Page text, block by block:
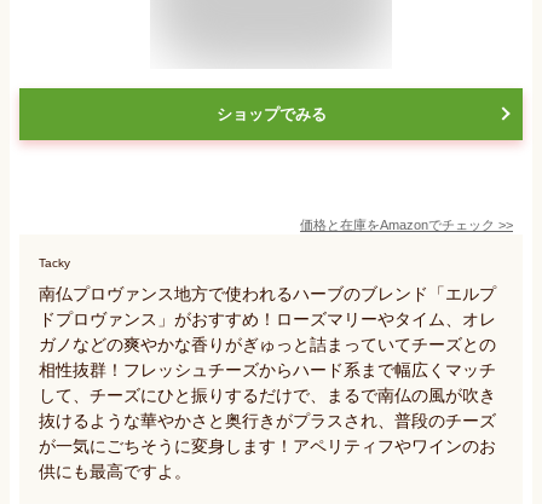
ショップでみる
価格と在庫をAmazonでチェック >>
Tacky
南仏プロヴァンス地方で使われるハーブのブレンド「エルプ
ドプロヴァンス」がおすすめ！ローズマリーやタイム、オレ
ガノなどの爽やかな香りがぎゅっと詰まっていてチーズとの
相性抜群！フレッシュチーズからハード系まで幅広くマッチ
して、チーズにひと振りするだけで、まるで南仏の風が吹き
抜けるような華やかさと奥行きがプラスされ、普段のチーズ
が一気にごちそうに変身します！アペリティフやワインのお
供にも最高ですよ。